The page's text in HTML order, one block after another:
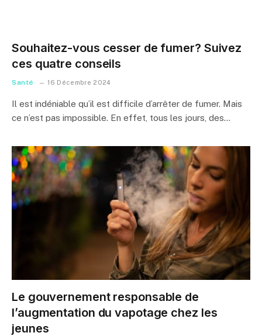
Souhaitez-vous cesser de fumer? Suivez
ces quatre conseils
Santé 16 Décembre 2024
Il est indéniable qu’il est difficile d’arrêter de fumer. Mais
ce n’est pas impossible. En effet, tous les jours, des…
Le gouvernement responsable de
l’augmentation du vapotage chez les
jeunes